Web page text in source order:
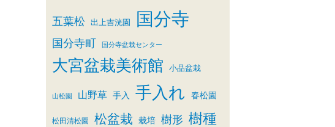
五葉松 出上吉洸園 国分寺
国分寺町 国分寺盆栽センター
大宮盆栽美術館 小品盆栽
山松園 山野草 手入 手入れ 春松園
松田清松園 松盆栽 栽培 樹形 樹種